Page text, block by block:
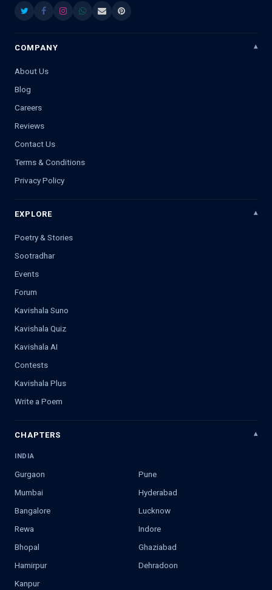
COMPANY
About Us
Blog
Careers
Reviews
Contact Us
Terms & Conditions
Privacy Policy
EXPLORE
Poetry & Stories
Sootradhar
Events
Forum
Kavishala Suno
Kavishala Quiz
Kavishala AI
Contests
Kavishala Plus
Write a Poem
CHAPTERS
INDIA
Gurgaon
Pune
Mumbai
Hyderabad
Bangalore
Lucknow
Rewa
Indore
Bhopal
Ghaziabad
Hamirpur
Dehradoon
Kanpur